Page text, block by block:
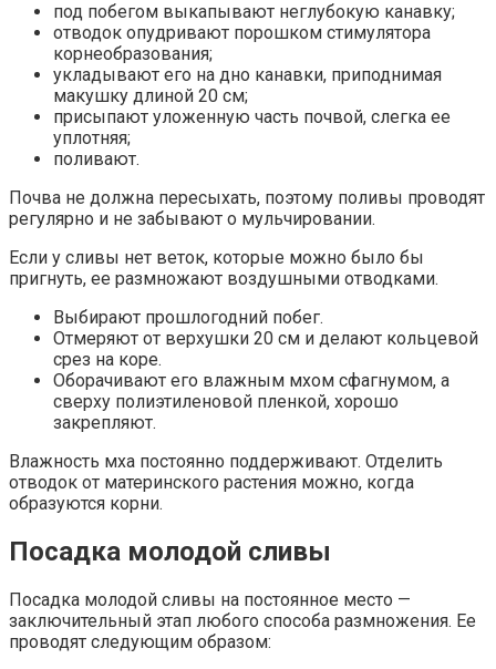
под побегом выкапывают неглубокую канавку;
отводок опудривают порошком стимулятора
корнеобразования;
укладывают его на дно канавки, приподнимая
макушку длиной 20 см;
присыпают уложенную часть почвой, слегка ее
уплотняя;
поливают.
Почва не должна пересыхать, поэтому поливы проводят
регулярно и не забывают о мульчировании.
Если у сливы нет веток, которые можно было бы
пригнуть, ее размножают воздушными отводками.
Выбирают прошлогодний побег.
Отмеряют от верхушки 20 см и делают кольцевой
срез на коре.
Оборачивают его влажным мхом сфагнумом, а
сверху полиэтиленовой пленкой, хорошо
закрепляют.
Влажность мха постоянно поддерживают. Отделить
отводок от материнского растения можно, когда
образуются корни.
Посадка молодой сливы
Посадка молодой сливы на постоянное место —
заключительный этап любого способа размножения. Ее
проводят следующим образом: